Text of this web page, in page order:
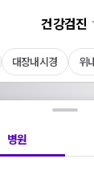
건강검진
대장내시경 위
병원